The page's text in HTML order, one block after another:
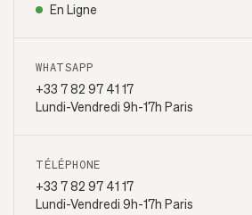
En Ligne
WHATSAPP
+33 7 82 97 41 17
Lundi-Vendredi 9h-17h Paris
TÉLÉPHONE
+33 7 82 97 41 17
Lundi-Vendredi 9h-17h Paris